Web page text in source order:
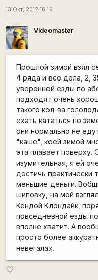
13 Окт, 2012 16:19
Videomaster
Прошлой зимой взял
4 ряда и все дела, 2,
уверенной езды по
подходят очень
такого кол-ва
ехать кататься по
они нормально не
"каше", коей зимой
эта плавает поверху.
изумительная, я ей
достичь практически
меньшие деньги.
шиповку, на мой
Кендой Клондайк,
повседневной езды
вполне хватит. А
просто более
невегалах.
favorite_border